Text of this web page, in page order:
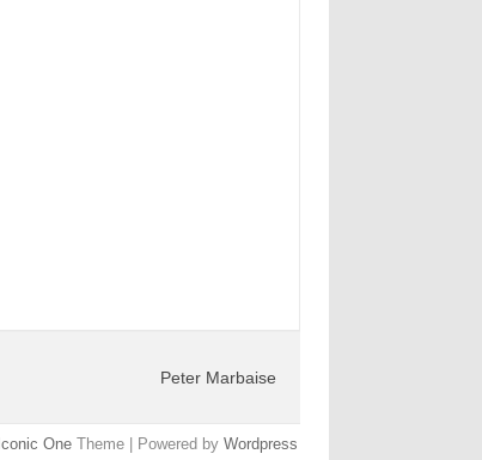
Peter Marbaise
Iconic One Theme | Powered by Wordpress